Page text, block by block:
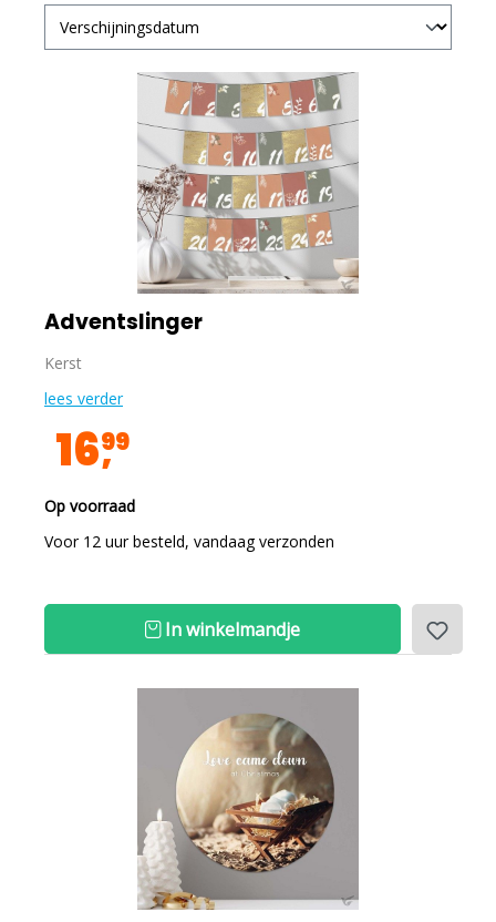
Adventslinger
Kerst
lees verder
1699
Op voorraad
Voor 12 uur besteld, vandaag verzonden
In winkelmandje